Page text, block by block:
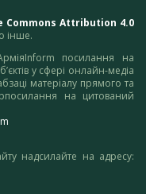
Commons Attribution 4.0
інше.
посилання на
у сфері онлайн-медіа
матеріалу прямого та
на цитований
надсилайте на адресу: